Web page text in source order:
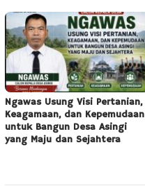
Ngawas Usung Visi Pertanian,
Keagamaan, dan Kepemudaan
untuk Bangun Desa Asingi
yang Maju dan Sejahtera